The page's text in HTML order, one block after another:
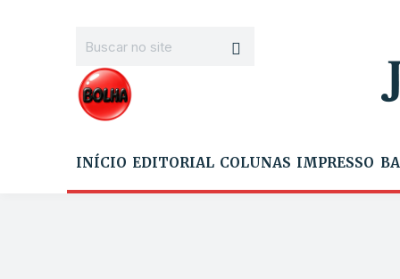
INÍCIO EDITORIAL COLUNAS IMPRESSO